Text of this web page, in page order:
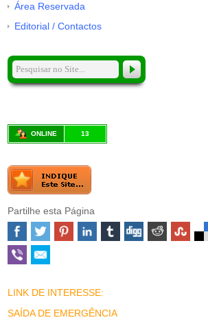
Área Reservada
Editorial / Contactos
ONLINE 13
Partilhe esta Página
LINK DE INTERESSE:
SAÍDA DE EMERGÊNCIA